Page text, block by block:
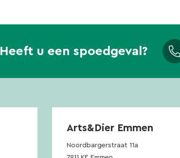
Heeft u een spoedgeval?
Arts&Dier Emmen
Noordbargerstraat 11a